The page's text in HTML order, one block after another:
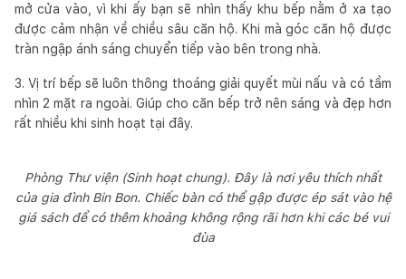
mở cửa vào, vì khi ấy bạn sẽ nhìn thấy khu bếp nằm ở xa tạo
được cảm nhận về chiều sâu căn hộ. Khi mà góc căn hộ được
tràn ngập ánh sáng chuyển tiếp vào bên trong nhà.
3. Vị trí bếp sẽ luôn thông thoáng giải quyết mùi nấu và có tầm
nhìn 2 mặt ra ngoài. Giúp cho căn bếp trở nên sáng và đẹp hơn
rất nhiều khi sinh hoạt tại đây.
Phòng Thư viện (Sinh hoạt chung). Đây là nơi yêu thích nhất
của gia đình Bin Bon. Chiếc bàn có thể gập được ép sát vào hệ
giá sách để có thêm khoảng không rộng rãi hơn khi các bé vui
đùa